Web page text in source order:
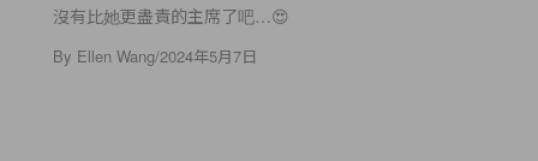
沒有比她更盡責的主席了吧…😍
By Ellen Wang/2024年5月7日